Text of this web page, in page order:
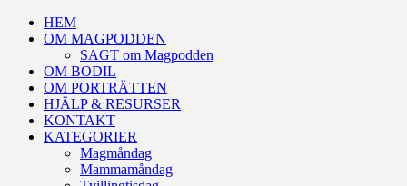
HEM
OM MAGPODDEN
SAGT om Magpodden
OM BODIL
OM PORTRÄTTEN
HJÄLP & RESURSER
KONTAKT
KATEGORIER
Magmåndag
Mammamåndag